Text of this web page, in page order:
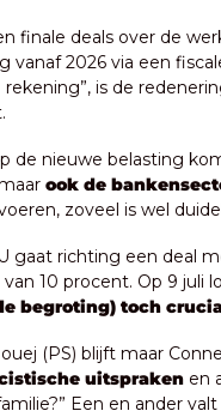
finale deals over de
vanaf 2026 via een
is de
de nieuwe belasting
ook de
zoveel is wel
gaat richting een deal
10 procent. Op 9 juli
begroting) toch
uitspraken en
Een en ander